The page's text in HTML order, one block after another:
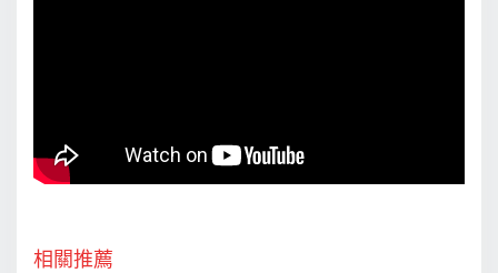
相關推薦